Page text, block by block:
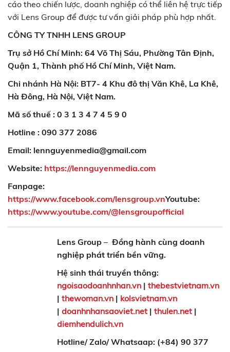
cáo theo chiến lược, doanh nghiệp có thể liên hệ trực tiếp
với Lens Group để được tư vấn giải pháp phù hợp nhất.
CÔNG TY TNHH LENS GROUP
Trụ sở Hồ Chí Minh: 64 Võ Thị Sáu, Phường Tân Định,
Quận 1, Thành phố Hồ Chí Minh, Việt Nam.
Chi nhánh Hà Nội: BT7- 4 Khu đô thị Văn Khê, La Khê,
Hà Đông, Hà Nội, Việt Nam.
Mã số thuế : 0 3 1 3 4 7 4 5 9 0
Hotline : 090 377 2086
Email: lennguyenmedia@gmail.com
Website: https://lennguyenmedia.com
Fanpage:
https://www.facebook.com/lensgroup.vnYoutube:
https://www.youtube.com/@lensgroupofficial
Lens Group – Đồng hành cùng doanh
nghiệp phát triển bền vững.
Hệ sinh thái truyền thông:
ngoisaodoanhnhan.vn | thebestvietnam.vn
| thewoman.vn | kolsvietnam.vn
| doanhnhansaoviet.net | thulen.net |
diemhendulich.vn
Hotline/ Zalo/ Whatsaap: (+84) 90 377